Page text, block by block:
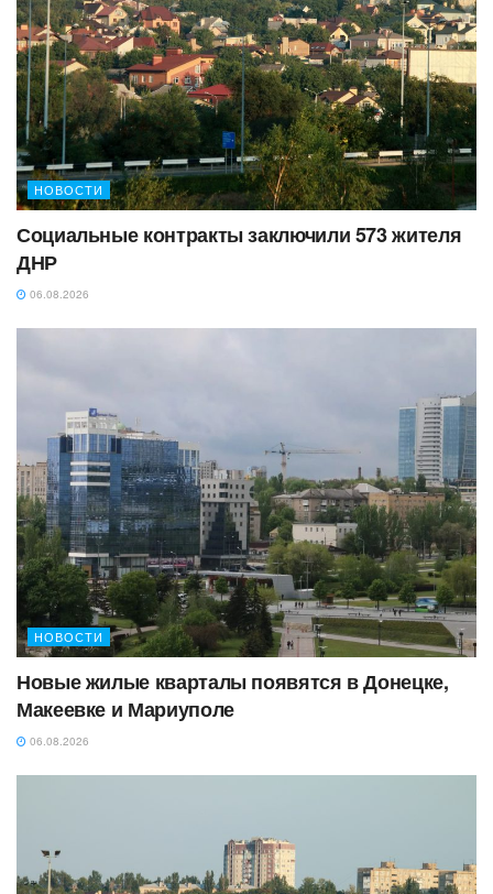
НОВОСТИ
Социальные контракты заключили 573 жителя
ДНР
06.08.2026
НОВОСТИ
Новые жилые кварталы появятся в Донецке,
Макеевке и Мариуполе
06.08.2026